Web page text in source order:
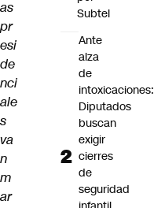
as
pr
esi
de
nci
ale
s
va
n
m
ar
Subtel
Ante
alza
de
intoxicaciones:
Diputados
buscan
exigir
cierres
de
seguridad